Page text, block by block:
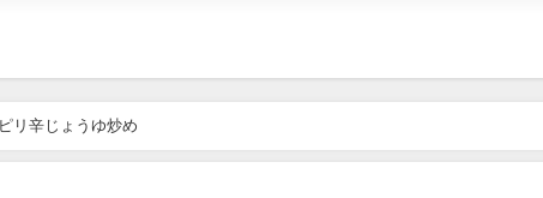
リ辛じょうゆ炒め